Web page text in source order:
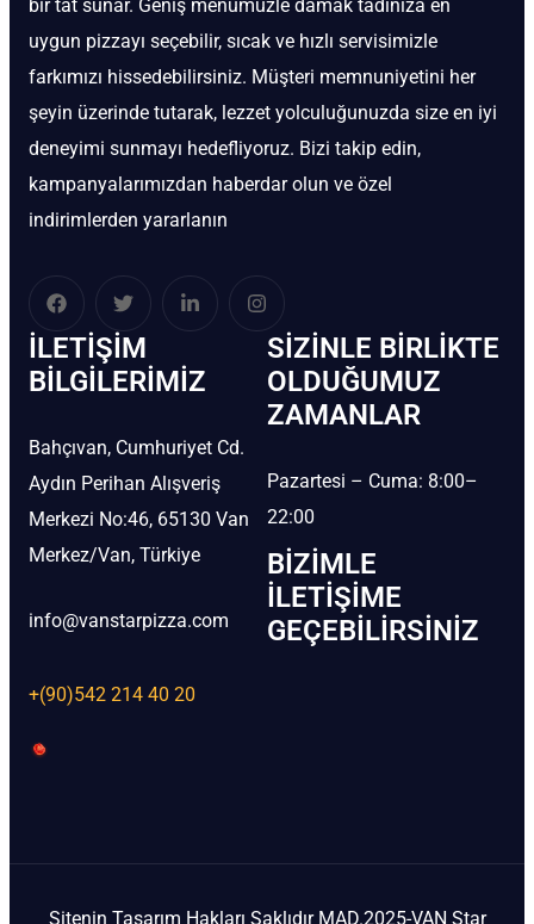
bir tat sunar. Geniş menümüzle damak tadınıza en
uygun pizzayı seçebilir, sıcak ve hızlı servisimizle
farkımızı hissedebilirsiniz. Müşteri memnuniyetini her
şeyin üzerinde tutarak, lezzet yolculuğunuzda size en iyi
deneyimi sunmayı hedefliyoruz. Bizi takip edin,
kampanyalarımızdan haberdar olun ve özel
indirimlerden yararlanın
İLETIŞIM
BİLGILERIMIZ
Bahçıvan, Cumhuriyet Cd.
Aydın Perihan Alışveriş
Merkezi No:46, 65130 Van
Merkez/Van, Türkiye
info@vanstarpizza.com
+(90)542 214 40 20
SIZINLE BIRLIKTE
OLDUĞUMUZ
ZAMANLAR
Pazartesi – Cuma: 8:00–
22:00
BIZIMLE
İLETIŞIME
GEÇEBILIRSINIZ
Sitenin Tasarım Hakları Saklıdır MAD.2025-VAN Star